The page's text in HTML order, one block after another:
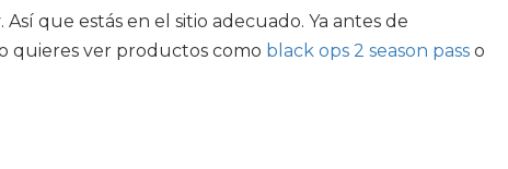
. Así que estás en el sitio adecuado. Ya antes de
quieres ver productos como black ops 2 season pass o